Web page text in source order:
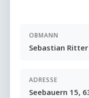
OBMANN
Sebastian Ritter
ADRESSE
Seebauern 15,